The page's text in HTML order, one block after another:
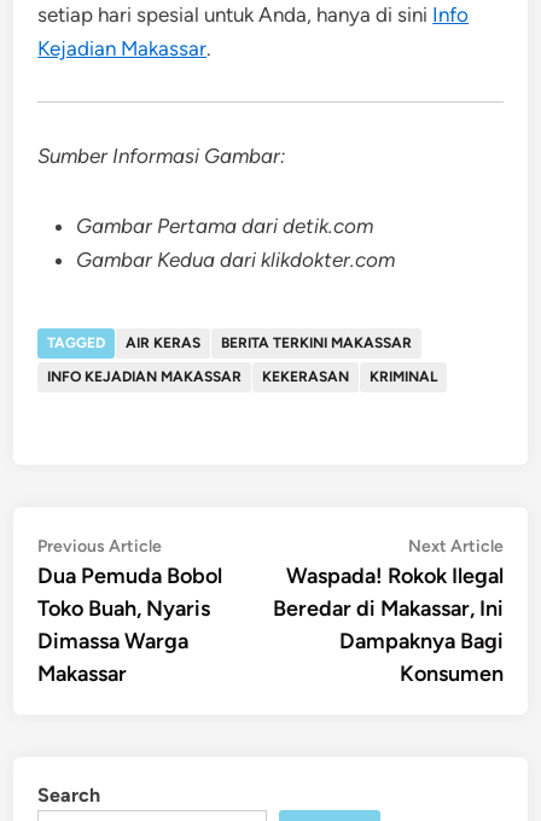
setiap hari spesial untuk Anda, hanya di sini Info
Kejadian Makassar.
Sumber Informasi Gambar:
Gambar Pertama dari detik.com
Gambar Kedua dari klikdokter.com
TAGGED AIR KERAS
BERITA TERKINI MAKASSAR
INFO KEJADIAN MAKASSAR
KEKERASAN KRIMINAL
Post
navigation
Previous ArticlePrevious
article:
Dua Pemuda Bobol
Toko Buah, Nyaris
Dimassa Warga
Makassar
Next Article
Waspada! Rokok Ilegal
Beredar di Makassar, Ini
Dampaknya Bagi
Konsumen
Search